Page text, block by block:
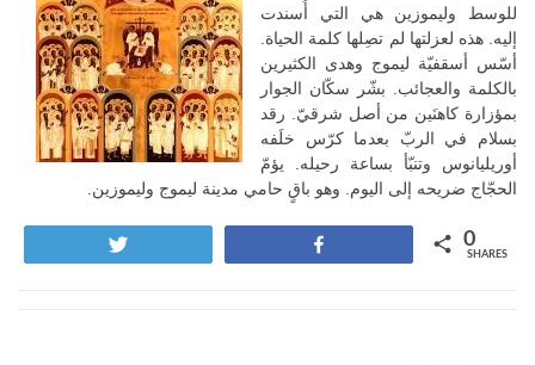
للوسط وليموزين هي التي أُسندت
إليه. هذه لعزلتها لم تصِلها كلمة الحياة.
أسّس أسقفيّة ليموج وهدى الكثيرين
بالكلمة والعجائب. بشّر سكّان الجوار
بمؤزارة كاهنَين من أصل شرقيّ. رقد
بسلام في الربّ بعدما كرّس خلَفه
أوريليانوس وتنبّأ بساعة رحيله. يؤمّ
الحجّاج ضريحه إلى اليوم. وهو باقٍ حامي مدينة ليموج وليموزين.
0
SHARES